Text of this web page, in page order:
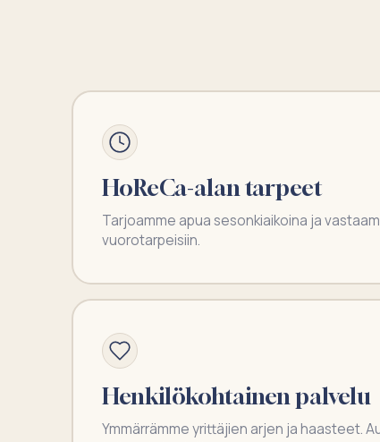
HoReCa-alan tarpeet
Tarjoamme apua sesonkiaikoina ja
vuorotarpeisiin.
Henkilökohtainen palvelu
Ymmärrämme yrittäjien arjen ja haasteet.